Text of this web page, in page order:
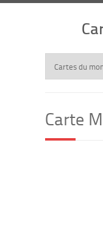
Carte